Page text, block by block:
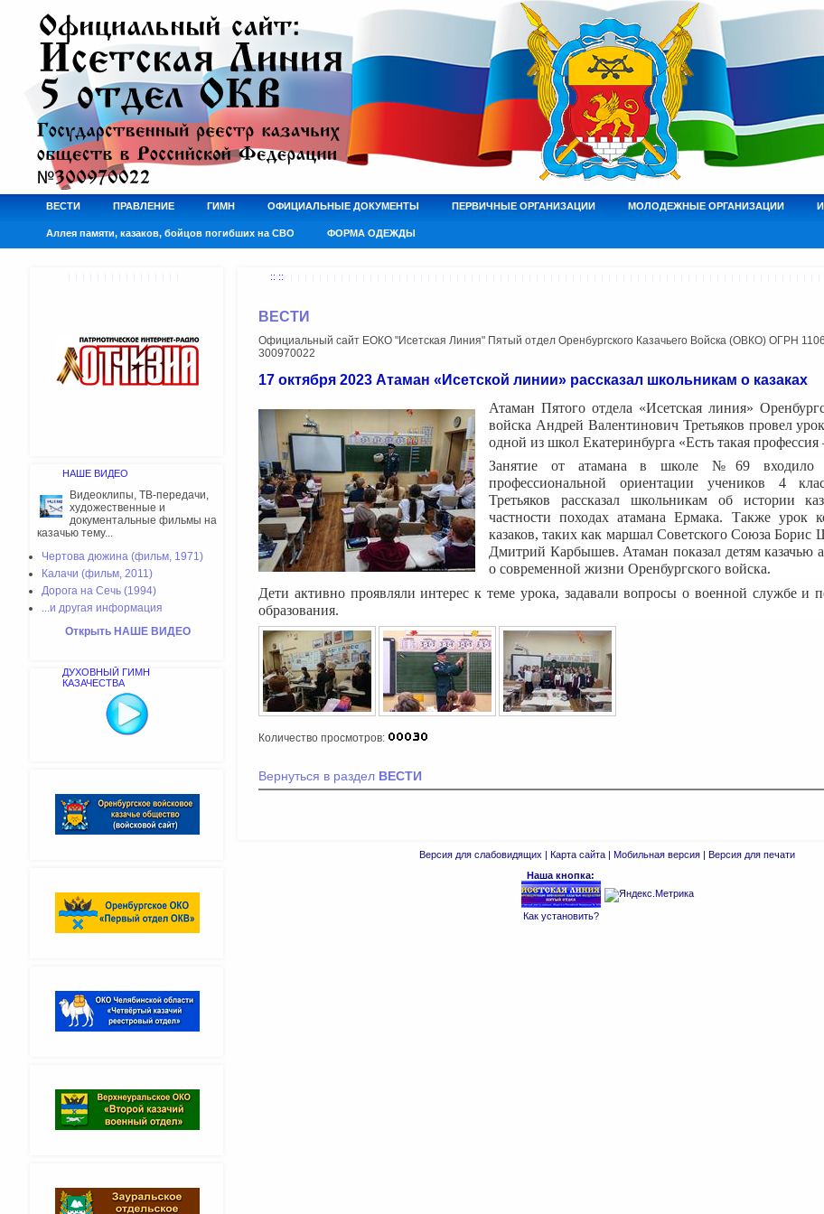
ВЕСТИ ПРАВЛЕНИЕ ГИМН ОФИЦИАЛЬНЫЕ ДОКУМЕНТЫ ПЕРВИЧНЫЕ ОРГАНИЗАЦИИ МОЛОДЕЖНЫЕ ОРГАНИЗАЦИИ
Аллея памяти, казаков, бойцов погибших на СВО ФОРМА ОДЕЖДЫ
НАШЕ ВИДЕО
Видеоклипы, ТВ-передачи,
художественные и
документальные фильмы на
казачью тему...
Чертова дюжина (фильм, 1971)
Калачи (фильм, 2011)
Дорога на Сечь (1994)
...и другая информация
Открыть НАШЕ ВИДЕО
ДУХОВНЫЙ ГИМН
КАЗАЧЕСТВА
:: ::
ВЕСТИ
Официальный сайт ЕОКО "Исетская Линия" Пятый отдел Оренбургского Казачьего Войска (ОВКО) ОГРН
300970022
17 октября 2023 Атаман «Исетской линии» рассказал школьникам о казаках
Атаман Пятого отдела «Исетская линия»
войска Андрей Валентинович Третьяков провел урок
одной из школ Екатеринбурга «Есть такая
Занятие от атамана в школе №69
профессиональной ориентации учеников 4
Третьяков рассказал школьникам об истории
частности походах атамана Ермака. Также урок
казаков, таких как маршал Советского Союза
Дмитрий Карбышев. Атаман показал детям казачью
о современной жизни Оренбургского войска.
Дети активно проявляли интерес к теме урока, задавали вопросы о военной службе и
образования.
Количество просмотров:
Вернуться в раздел ВЕСТИ
Версия для слабовидящих | Карта сайта | Мобильная версия | Версия для печати
Наша кнопка:
Как установить?